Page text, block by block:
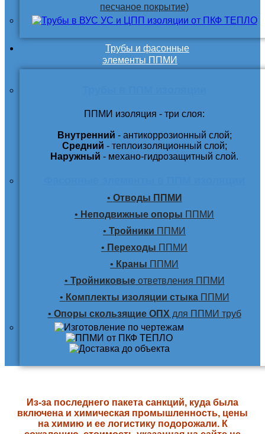
песчаное покрытие)
Трубы и фасонные
элементы ППМИ
ППМИ изоляция - три слоя:
Внутренний - антикоррозионный слой;
Средний - теплоизоляционный слой;
Наружный - механо-гидрозащитный слой.
• Отводы ППМИ
• Неподвижные опоры ППМИ
• Тройники ППМИ
• Переходы ППМИ
• Краны ППМИ
• Тройниковыеответвления ППМИ
• Комплекты изоляции стыкаППМИ
• Опоры скользящие ОПХ для ППМИ труб
Из-за последнего пакета санкций, куда была
включена и химическая промышленность, цены
на химию и ее логистику подорожали. К